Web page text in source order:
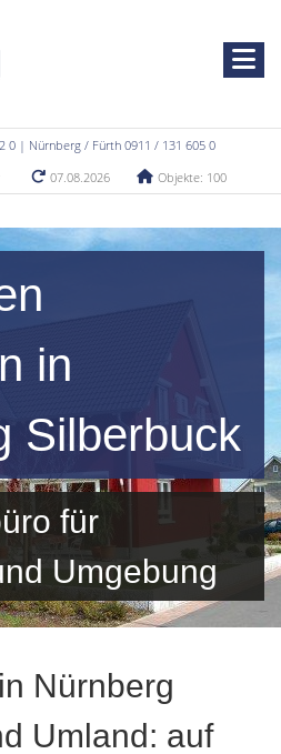
0 | Nürnberg / Fürth 0911 / 131 605 0
07.08.2026 Objekte: 100
in
Silberbuck
für
Umgebung
Nürnberg
Umland: auf